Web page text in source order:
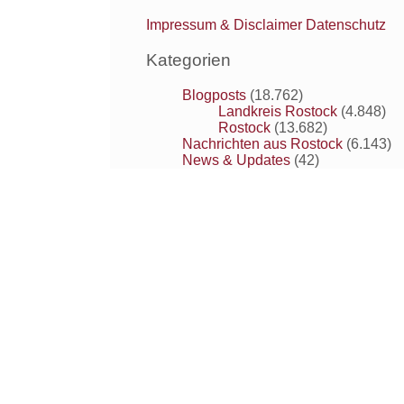
Impressum & Disclaimer Datenschutz
Kategorien
Blogposts (18.762)
Landkreis Rostock (4.848)
Rostock (13.682)
Nachrichten aus Rostock (6.143)
News & Updates (42)